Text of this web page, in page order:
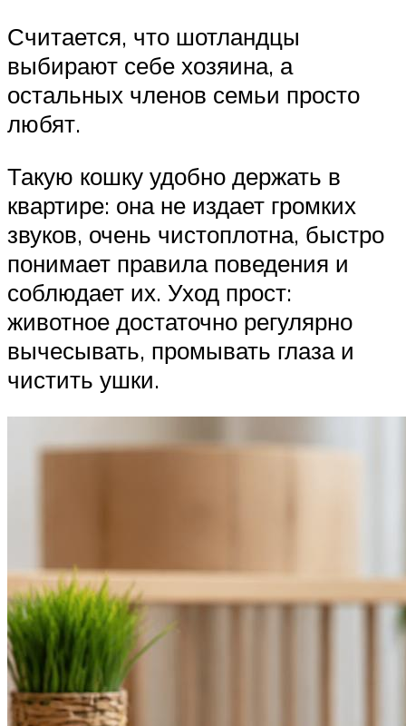
Считается, что шотландцы
выбирают себе хозяина, а
остальных членов семьи просто
любят.
Такую кошку удобно держать в
квартире: она не издает громких
звуков, очень чистоплотна, быстро
понимает правила поведения и
соблюдает их. Уход прост:
животное достаточно регулярно
вычесывать, промывать глаза и
чистить ушки.